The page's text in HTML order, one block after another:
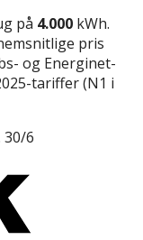
på 4.000 kWh.
pris
og Energinet-
tariffer (N1 i
30/6